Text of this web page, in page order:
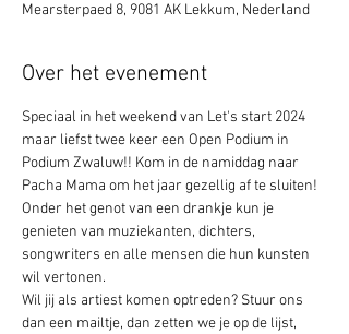
Mearsterpaed 8, 9081 AK Lekkum, Nederland
Over het evenement
Speciaal in het weekend van Let's start 2024
maar liefst twee keer een Open Podium in
Podium Zwaluw!! Kom in de namiddag naar
Pacha Mama om het jaar gezellig af te sluiten!
Onder het genot van een drankje kun je
genieten van muziekanten, dichters,
songwriters en alle mensen die hun kunsten
wil vertonen.
Wil jij als artiest komen optreden? Stuur ons
dan een mailtje, dan zetten we je op de lijst,